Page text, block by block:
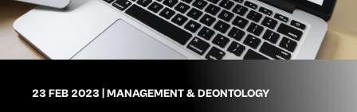
23 FEB 2023 MANAGEMENT & DEONTOLOGY